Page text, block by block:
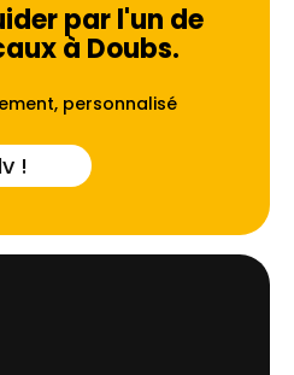
par l'un de
à Doubs.
personnalisé
!